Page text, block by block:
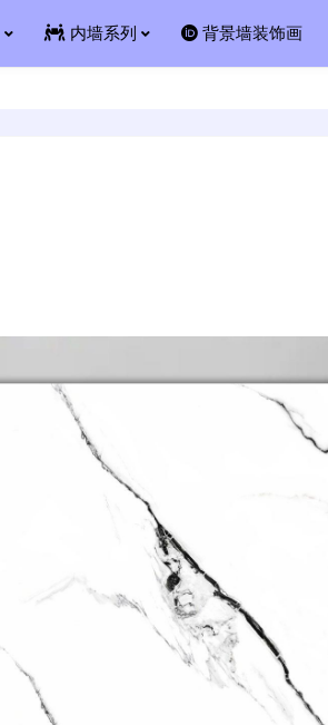
内墙系列 背景墙装饰画